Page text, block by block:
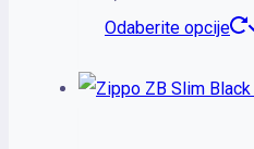
Odaberite opcije